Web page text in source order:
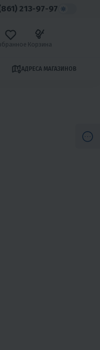
213-97-97
Корзина
АДРЕСА МАГАЗИНОВ